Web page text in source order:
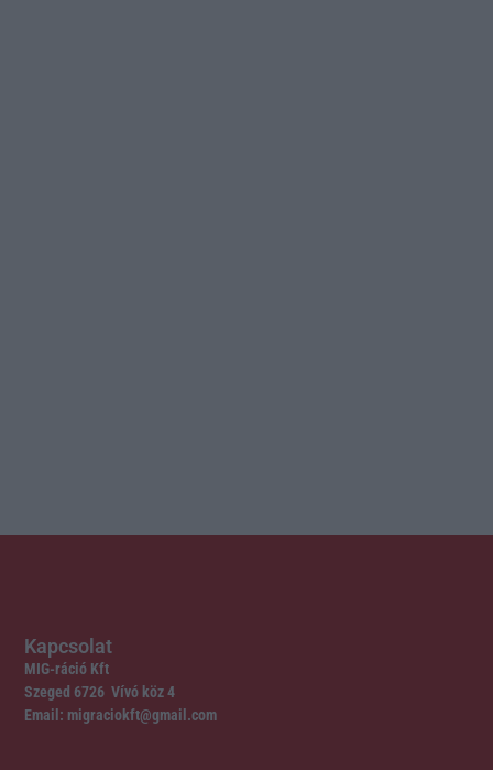
Kapcsolat
MIG-ráció Kft
Szeged 6726 Vívó köz 4
Email: migraciokft@gmail.com